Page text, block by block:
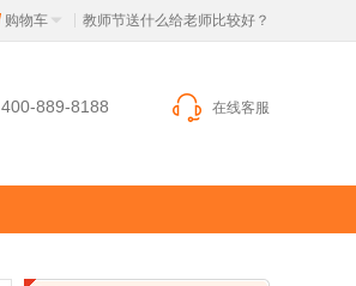
购物车 教师节送什么给老师比较好？
400-889-8188 在线客服